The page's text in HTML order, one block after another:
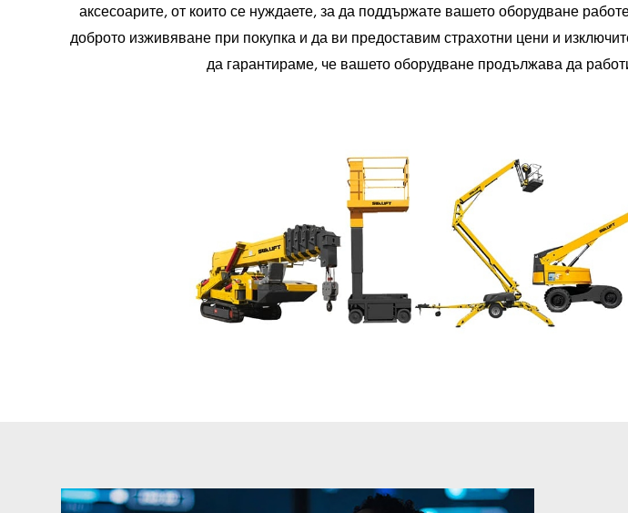
аксесоарите, от които се нуждаете, за да поддържате вашето оборудване
доброто изживяване при покупка и да ви предоставим страхотни цени и
да гарантираме, че вашето оборудване продължава да